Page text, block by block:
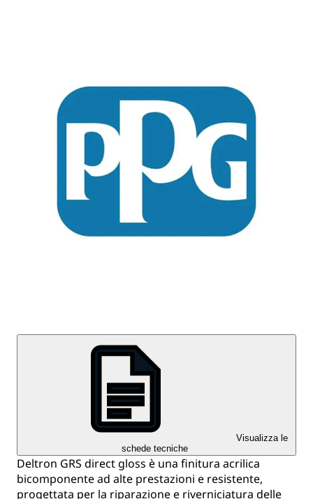
Visualizza le
schede tecniche
Deltron GRS direct gloss è una finitura acrilica
bicomponente ad alte prestazioni e resistente,
progettata per la riparazione e riverniciatura delle